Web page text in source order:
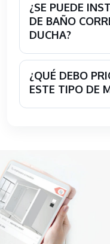
¿SE PUEDE
DE BAÑO
DUCHA?
¿QUÉ DEBO
ESTE TIPO DE